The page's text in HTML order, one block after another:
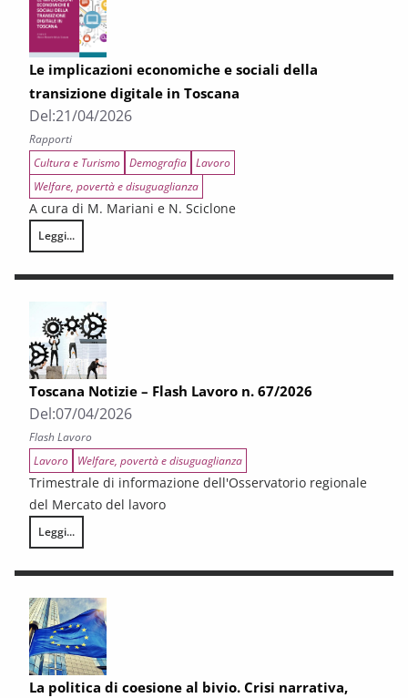
Le implicazioni economiche e sociali della
transizione digitale in Toscana
Del:21/04/2026
Rapporti
Cultura e Turismo Demografia Lavoro
Welfare, povertà e disuguaglianza
A cura di M. Mariani e N. Sciclone
Leggi...
Le implicazioni economiche e sociali della transizione digitale in
Toscana Notizie – Flash Lavoro n. 67/2026
Del:07/04/2026
Flash Lavoro
Lavoro
Welfare, povertà e disuguaglianza
Trimestrale di informazione dell'Osservatorio regionale
del Mercato del lavoro
Leggi...
Toscana Notizie – Flash Lavoro n. 67/2026
La politica di coesione al bivio. Crisi narrativa,